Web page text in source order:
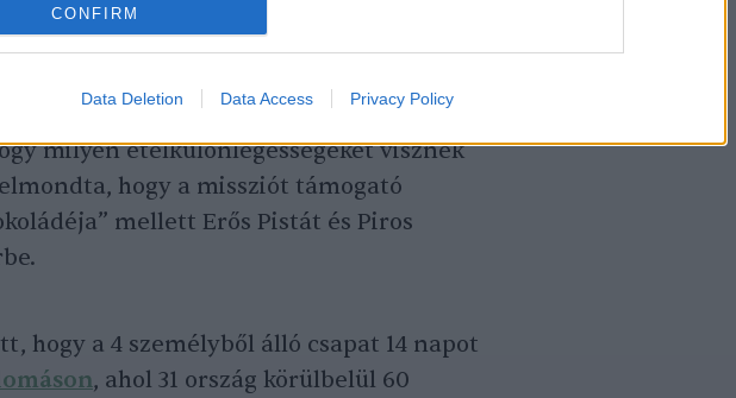
CONFIRM
Data Deletion Data Access Privacy Policy
milyen ételkülönlegességeket visznek
hogy a missziót támogató
mellett Erős Pistát és Piros
hogy a 4 személyből álló csapat 14 napot
, ahol 31 ország körülbelül 60